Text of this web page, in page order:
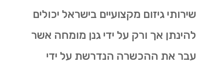
שירותי גיזום מקצועיים בישראל יכולים
להינתן אך ורק על ידי גנן מומחה אשר
עבר את ההכשרה הנדרשת על ידי